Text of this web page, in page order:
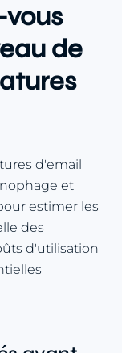
de
d'email
et
estimer les
des
d'utilisation